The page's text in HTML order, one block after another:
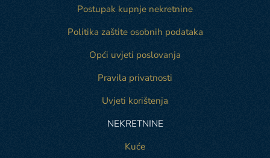
Postupak kupnje nekretnine
Politika zaštite osobnih podataka
Opći uvjeti poslovanja
Pravila privatnosti
Uvjeti korištenja
NEKRETNINE
Kuće